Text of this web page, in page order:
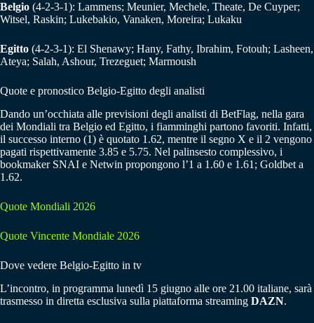
Belgio (4-2-3-1): Lammens; Meunier, Mechele, Theate, De Cuyper;
Witsel, Raskin; Lukebakio, Vanaken, Moreira; Lukaku
Egitto (4-2-3-1): El Shenawy; Hany, Fathy, Ibrahim, Fotouh; Lasheen,
Ateya; Salah, Ashour, Trezeguet; Marmoush
Quote e pronostico Belgio-Egitto degli analisti
Dando un’occhiata alle previsioni degli analisti di BetFlag, nella gara
dei Mondiali tra Belgio ed Egitto, i fiamminghi partono favoriti. Infatti,
il successo interno (1) è quotato 1.62, mentre il segno X e il 2 vengono
pagati rispettivamente 3.85 e 5.75. Nel palinsesto complessivo, i
bookmaker SNAI e Netwin propongono l’1 a 1.60 e 1.61; Goldbet a
1.62.
Quote Mondiali 2026
Quote Vincente Mondiale 2026
Dove vedere Belgio-Egitto in tv
L’incontro, in programma lunedì 15 giugno alle ore 21.00 italiane, sarà
trasmesso in diretta esclusiva sulla piattaforma streaming DAZN.